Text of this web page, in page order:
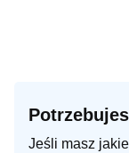
Jeśli masz